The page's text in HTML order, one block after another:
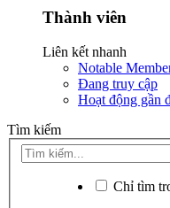
Thành viên
Liên kết nhanh
Notable
Đang truy cập
Hoạt động gần
Tìm kiếm
Chỉ tìm